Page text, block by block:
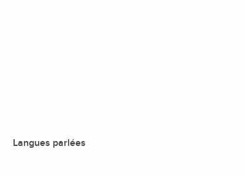
Langues parlées
Langues parlées